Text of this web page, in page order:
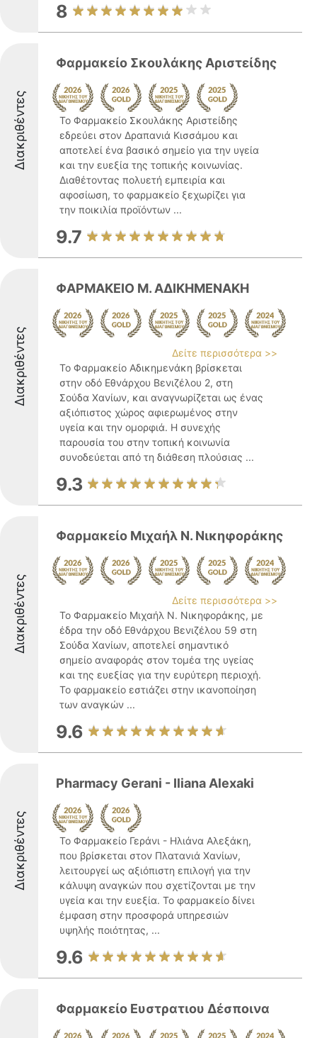
8
Διακριθέντες
Φαρμακείο Σκουλάκης Αριστείδης
Το Φαρμακείο Σκουλάκης Αριστείδης
εδρεύει στον Δραπανιά Κισσάμου και
αποτελεί ένα βασικό σημείο για την υγεία
και την ευεξία της τοπικής κοινωνίας.
Διαθέτοντας πολυετή εμπειρία και
αφοσίωση, το φαρμακείο ξεχωρίζει για
την ποικιλία προϊόντων ...
9.7
Διακριθέντες
ΦΑΡΜΑΚΕΙΟ Μ. ΑΔΙΚΗΜΕΝΑΚΗ
Δείτε περισσότερα >>
Το Φαρμακείο Αδικημενάκη βρίσκεται
στην οδό Εθνάρχου Βενιζέλου 2, στη
Σούδα Χανίων, και αναγνωρίζεται ως ένας
αξιόπιστος χώρος αφιερωμένος στην
υγεία και την ομορφιά. Η συνεχής
παρουσία του στην τοπική κοινωνία
συνοδεύεται από τη διάθεση πλούσιας ...
9.3
Διακριθέντες
Φαρμακείο Μιχαήλ Ν. Νικηφοράκης
Δείτε περισσότερα >>
Το Φαρμακείο Μιχαήλ Ν. Νικηφοράκης, με
έδρα την οδό Εθνάρχου Βενιζέλου 59 στη
Σούδα Χανίων, αποτελεί σημαντικό
σημείο αναφοράς στον τομέα της υγείας
και της ευεξίας για την ευρύτερη περιοχή.
Το φαρμακείο εστιάζει στην ικανοποίηση
των αναγκών ...
9.6
Διακριθέντες
Pharmacy Gerani - Iliana Alexaki
Το Φαρμακείο Γεράνι - Ηλιάνα Αλεξάκη,
που βρίσκεται στον Πλατανιά Χανίων,
λειτουργεί ως αξιόπιστη επιλογή για την
κάλυψη αναγκών που σχετίζονται με την
υγεία και την ευεξία. Το φαρμακείο δίνει
έμφαση στην προσφορά υπηρεσιών
υψηλής ποιότητας, ...
9.6
Φαρμακείο Ευστρατιου Δέσποινα